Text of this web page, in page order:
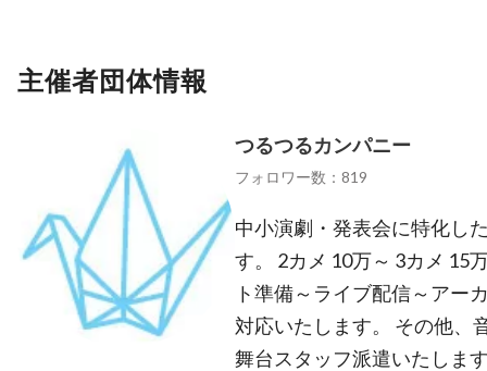
主催者団体情報
つるつるカンパニー
フォロワー数：819
中小演劇・発表会に特化し
す。 2カメ 10万～ 3カメ 15
ト準備～ライブ配信～アー
対応いたします。 その他、
舞台スタッフ派遣いたしま